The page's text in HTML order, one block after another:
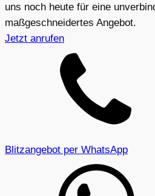
uns noch heute für eine
maßgeschneidertes Angebot.
Jetzt anrufen
Blitzangebot per WhatsApp